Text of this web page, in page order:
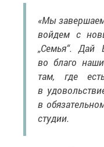
«Мы
войдем с
„Семья“. Дай
во благо
там, где
в
в
студии.